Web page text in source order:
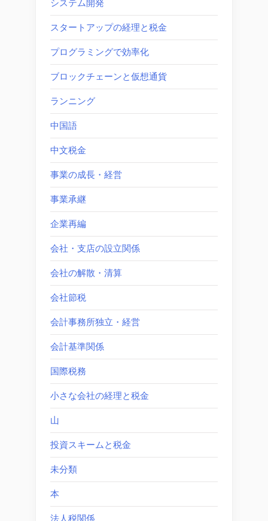
システム開発
スタートアップの経理と税金
プログラミングで効率化
ブロックチェーンと仮想通貨
ランニング
中国語
中文税金
事業の成長・経営
事業承継
企業再編
会社・支店の設立関係
会社の解散・清算
会社節税
会計事務所独立・経営
会計基準関係
国際税務
小さな会社の経理と税金
山
投資スキームと税金
未分類
本
法人税関係